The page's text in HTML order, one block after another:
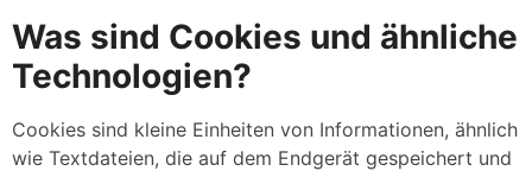
Was sind Cookies und ähnliche
Technologien?
Cookies sind kleine Einheiten von Informationen, ähnlich
wie Textdateien, die auf dem Endgerät gespeichert und